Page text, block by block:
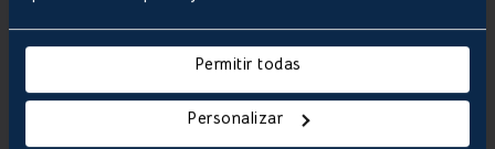
Permitir todas
Personalizar

Acepto lostérminos y condicionesde uso.